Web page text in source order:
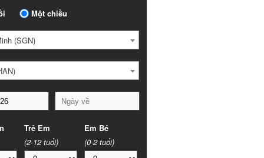
Một chiều
(SGN)
Trẻ Em
(2-12 tuổi)
Em Bé
(0-2 tuổi)